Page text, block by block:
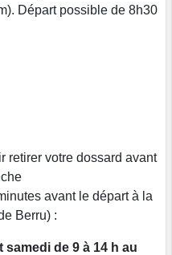
Départ possible de 8h30
retirer votre dossard avant
avant le départ à la
Berru) :
samedi de 9 à 14 h au